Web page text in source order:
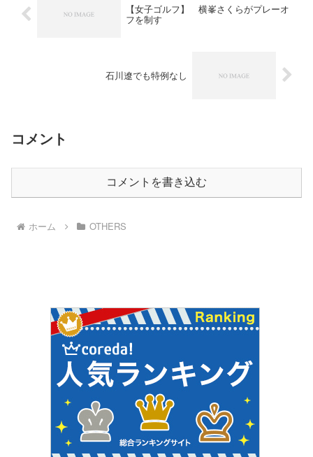
【女子ゴルフ】 横峯さくらがプレーオ
フを制す
石川遼でも特例なし
コメント
コメントを書き込む
ホーム OTHERS